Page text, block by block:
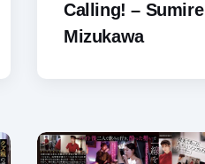
Calling! – Sumire
Mizukawa